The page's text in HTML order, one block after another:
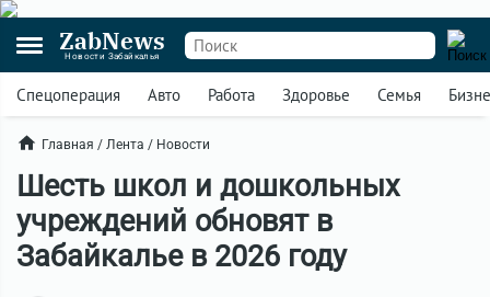
ZabNews
Новости Забайкалья
Спецоперация Авто Работа Здоровье Семья
Главная / Лента / Новости
Шесть школ и дошкольных
учреждений обновят в
Забайкалье в 2026 году